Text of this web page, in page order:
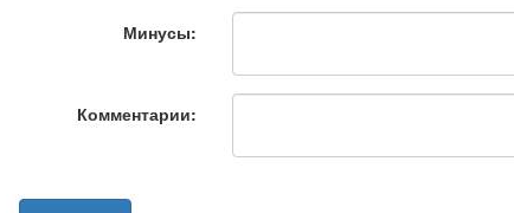
Минусы:
Комментарии: